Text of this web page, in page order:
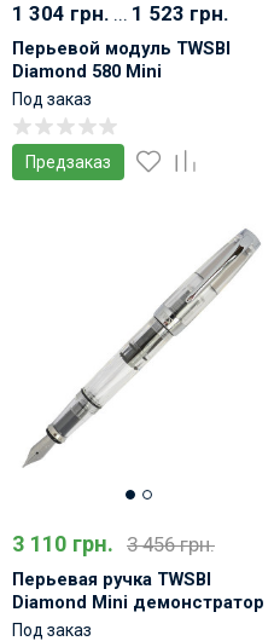
1 304 грн. ... 1 523 грн.
Перьевой модуль TWSBI
Diamond 580 Mini
Под заказ
Предзаказ
3 110 грн. 3 456 грн.
Перьевая ручка TWSBI
Diamond Mini демонстратор
Под заказ